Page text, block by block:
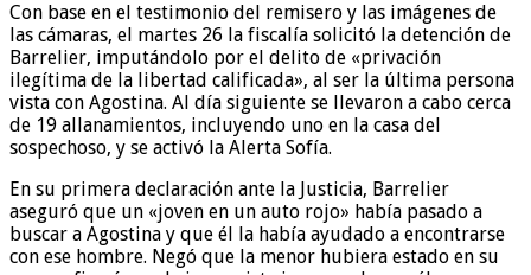
Con base en el testimonio del remisero y las imágenes de
las cámaras, el martes 26 la fiscalía solicitó la detención de
Barrelier, imputándolo por el delito de «privación
ilegítima de la libertad calificada», al ser la última persona
vista con Agostina. Al día siguiente se llevaron a cabo cerca
de 19 allanamientos, incluyendo uno en la casa del
sospechoso, y se activó la Alerta Sofía.
En su primera declaración ante la Justicia, Barrelier
aseguró que un «joven en un auto rojo» había pasado a
buscar a Agostina y que él la había ayudado a encontrarse
con ese hombre. Negó que la menor hubiera estado en su